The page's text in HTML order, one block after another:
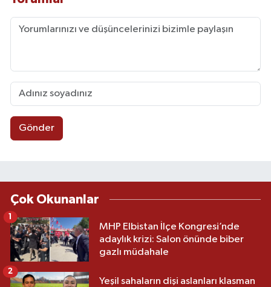
Gönder
Çok Okunanlar
MHP Elbistan İlçe Kongresi’nde
adaylık krizi: Salon önünde biber
gazlı müdahale
1
Yeşil sahaların dişi aslanları klasman
2